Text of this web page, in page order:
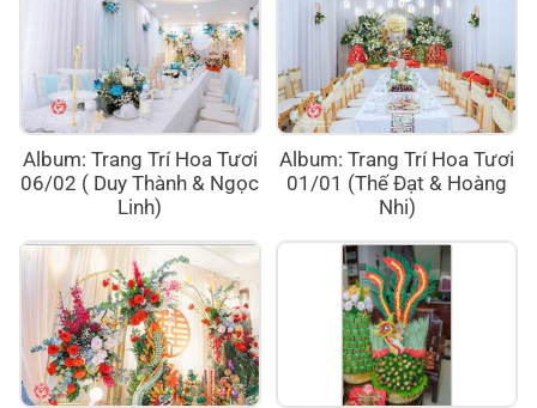
Album: Trang Trí Hoa Tươi
06/02 ( Duy Thành & Ngọc
Linh)
Album: Trang Trí Hoa Tươi
01/01 (Thế Đạt & Hoàng
Nhi)